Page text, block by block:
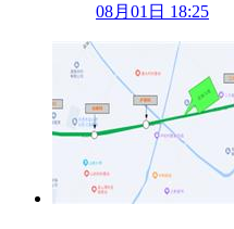
08月01日 18:25